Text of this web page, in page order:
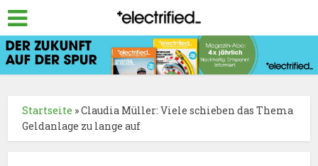
Startseite »Claudia Müller: Viele schieben das Thema
Geldanlage zu lange auf